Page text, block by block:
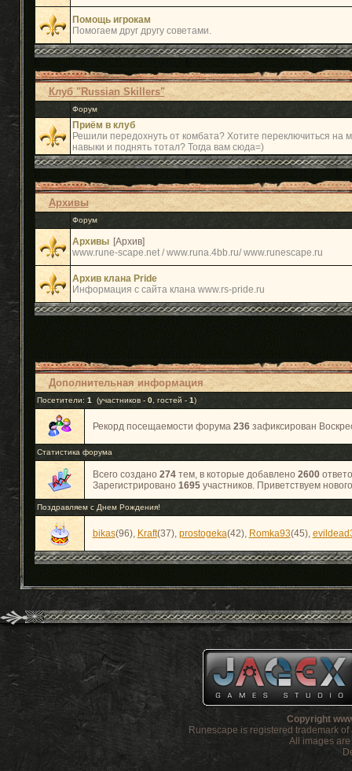
Помощь игрокам
Помогаем друг другу советами.
Клуб "Russian Skillers"
Форум
Приём в клуб
Решили передохнуть от комбата? Хотите переключиться на
навыки и поднять тотал? Тогда вам сюда=)
Архивы
Форум
Архивы [Архив]
www.rune-scape.net / www.runa.4bb.ru/ www.runescape.ru
Архив клана Pride
Информация с сайта клана www.rs-pride.ru
Дополнительная информация
Посетители: 1 (участников - 0, гостей - 1)
Рекорд посещаемости форума 236зафиксирован
Статистика форума
Всего создано 274тем, в которые добавлено 2600
Зарегистрировано 1695участников. Приветствуем
Поздравляем с Днем Рождения!
bikas(96), Kraft(37), prostogeka(42), Romka93(45),
Copyright
Runescape is registered trademark
All images